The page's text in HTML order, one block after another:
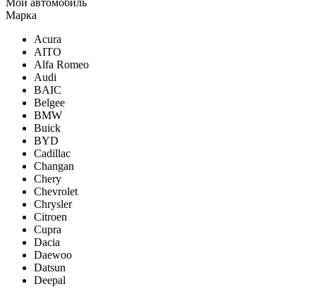
Мой автомобиль
Марка
Acura
AITO
Alfa Romeo
Audi
BAIC
Belgee
BMW
Buick
BYD
Cadillac
Changan
Chery
Chevrolet
Chrysler
Citroen
Cupra
Dacia
Daewoo
Datsun
Deepal